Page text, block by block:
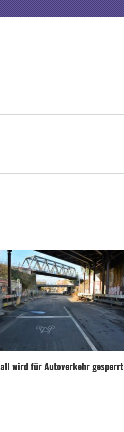
wird für Autoverkehr gesperrt